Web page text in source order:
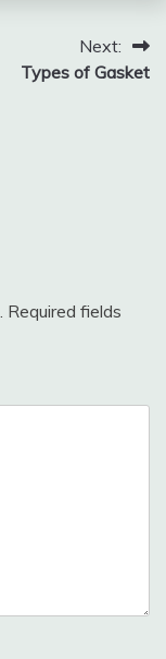
Next:
Types of Gasket
Required fields